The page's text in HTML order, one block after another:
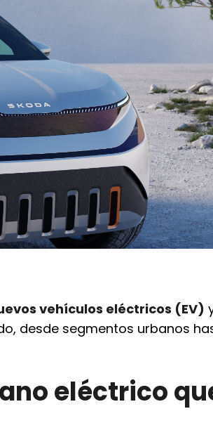
vehículos eléctricos (EV)
desde segmentos urbanos
eléctrico